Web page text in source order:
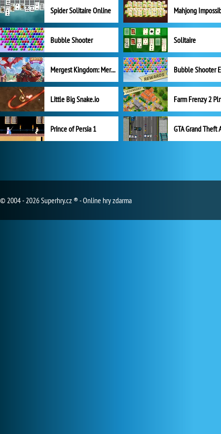
Spider Solitaire Online Mahjong
Bubble Shooter Solitaire
Mergest Kingdom: Merge Puzzle
Little Big Snake.io
Prince of Persia 1 GTA Grand Theft
© 2004 - 2026 Superhry.cz ® - Online hry zdarma